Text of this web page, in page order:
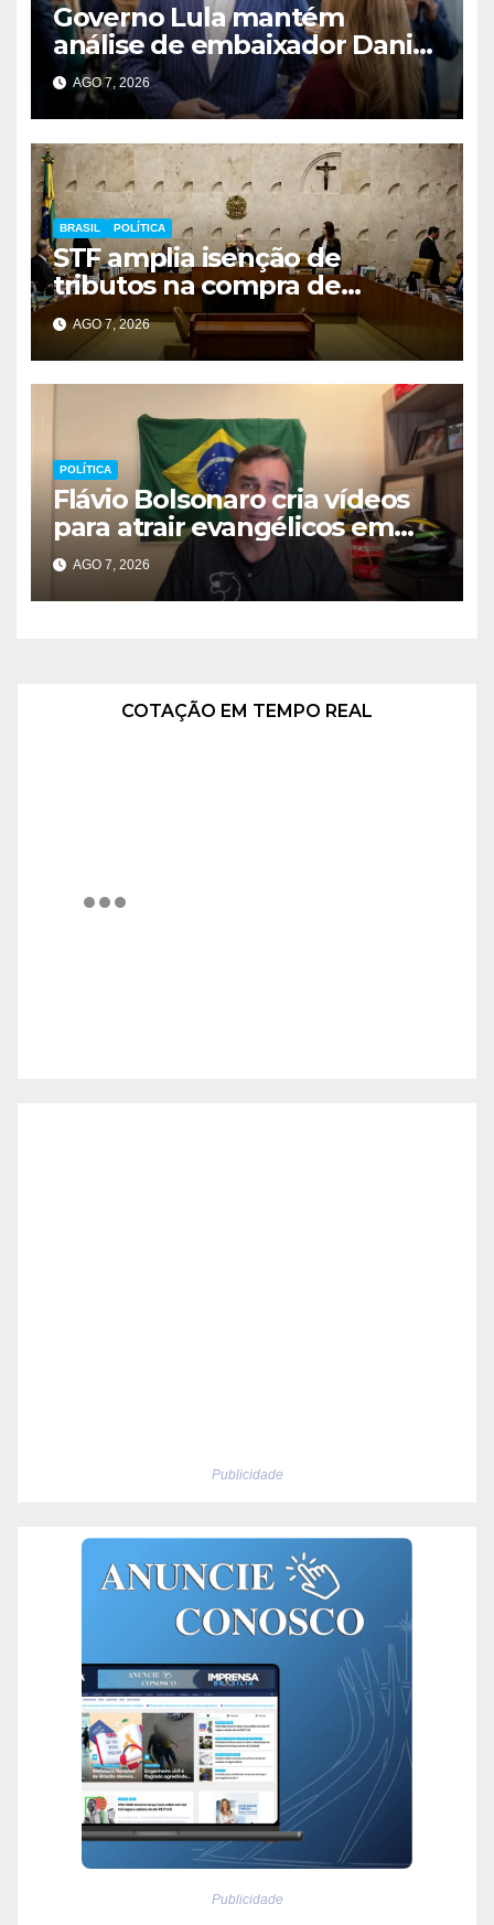
Governo Lula mantém
análise de embaixador Daniel
Perez para depois das
eleições
AGO 7, 2026
BRASIL POLÍTICA
STF amplia isenção de
tributos na compra de
veículos para pessoas com
deficiência e TEA
AGO 7, 2026
POLÍTICA
Flávio Bolsonaro cria vídeos
para atrair evangélicos em
campanha
AGO 7, 2026
COTAÇÃO EM TEMPO REAL
Publicidade
Publicidade